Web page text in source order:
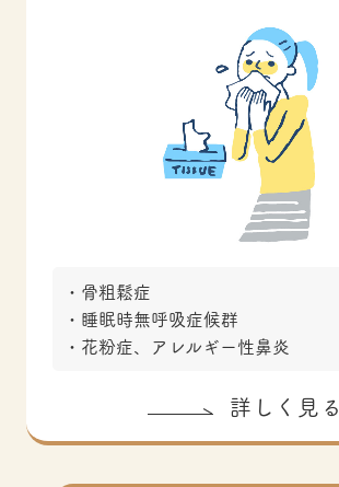
骨粗鬆症
睡眠時無呼吸症候群
花粉症、アレルギー性鼻炎
詳しく見る